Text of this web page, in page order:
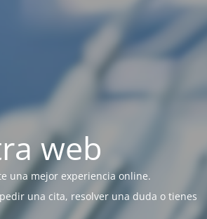
web
una mejor experiencia online.
una cita, resolver una duda o tienes